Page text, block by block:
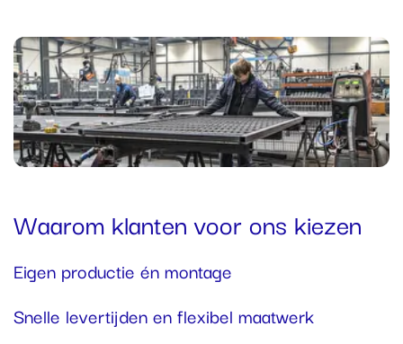
Waarom klanten voor ons kiezen
Eigen productie én montage
Snelle levertijden en flexibel maatwerk